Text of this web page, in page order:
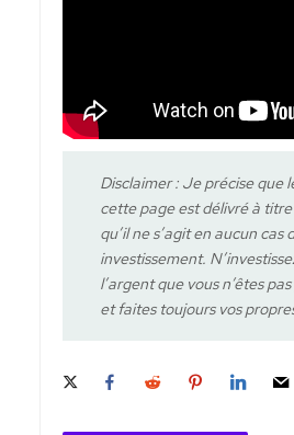
Disclaimer : Je précise que
cette page est délivré à
qu’il ne s’agit en aucun cas
investissement.
l’argent que vous n’êtes
et faites toujours vos